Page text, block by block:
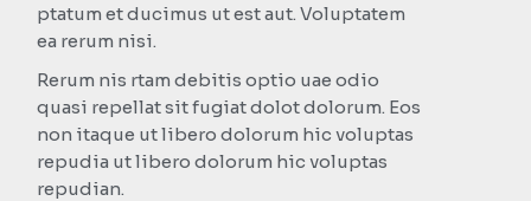
ptatum et ducimus ut est aut. Voluptatem
ea rerum nisi.
Rerum nis rtam debitis optio uae odio
quasi repellat sit fugiat dolot dolorum. Eos
non itaque ut libero dolorum hic voluptas
repudia ut libero dolorum hic voluptas
repudian.